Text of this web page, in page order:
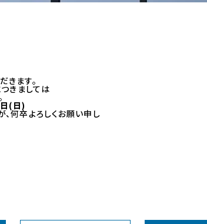
ます。
きましては
(日)
何卒よろしくお願い申し